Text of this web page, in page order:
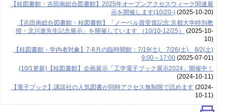
【桂図書館・吉田南総合図書館】2025年オープンアクセスウィーク関連展
示を開催します(10/20-)(2025-10-20)
【吉田南総合図書館・桂図書館】「ノーベル賞受賞記念:京都大学特別教
授・北川進先生記念展示」を開催しています （10/10-12/25）
(2025-10-
10)
【桂図書館・学内者対象】7-8月の臨時開館：7/19(土)、7/26(土)、8/2(土)
9:00～17:00(2025-07-01)
(10/1更新)【桂図書館】企画展示「工学電子ブック展示2024」開催中！
(2024-10-11)
【電子ブック】講談社の人気図書が同時アクセス無制限で読めます(2024-
10-11)